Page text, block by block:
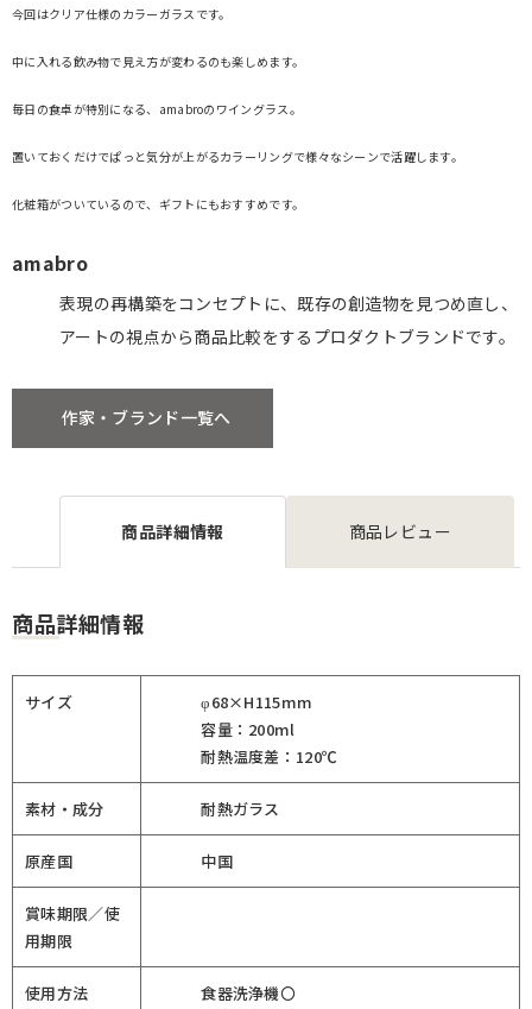
今回はクリア仕様のカラーガラスです。
中に入れる飲み物で見え方が変わるのも楽しめます。
毎日の食卓が特別になる、amabroのワイングラス。
置いておくだけでぱっと気分が上がるカラーリングで様々なシーンで活躍します。
化粧箱がついているので、ギフトにもおすすめです。
amabro
表現の再構築をコンセプトに、既存の創造物を見つめ直し、
アートの視点から商品比較をするプロダクトブランドです。
作家・ブランド一覧へ
商品詳細情報 商品レビュー
商品詳細情報
サイズ
φ68×H115mm
容量：200ml
耐熱温度差：120℃
素材・成分 耐熱ガラス
原産国 中国
賞味期限／使
用期限
使用方法
食器洗浄機〇